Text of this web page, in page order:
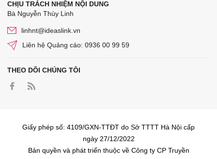
CHỊU TRÁCH NHIỆM NỘI DUNG
Bà Nguyễn Thùy Linh
linhnt@ideaslink.vn
Liên hệ Quảng cáo: 0936 00 99 59
THEO DÕI CHÚNG TÔI
Giấy phép số: 4109/GXN-TTĐT do Sở TTTT Hà Nội cấp
ngày 27/12/2022
Bản quyền và phát triển thuộc về Công ty CP Truyền